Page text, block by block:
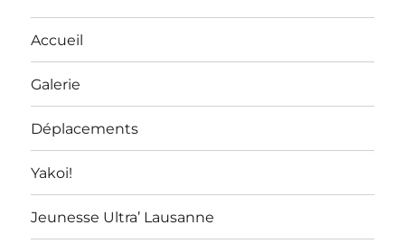
Accueil
Galerie
Déplacements
Yakoi!
Jeunesse Ultra’ Lausanne